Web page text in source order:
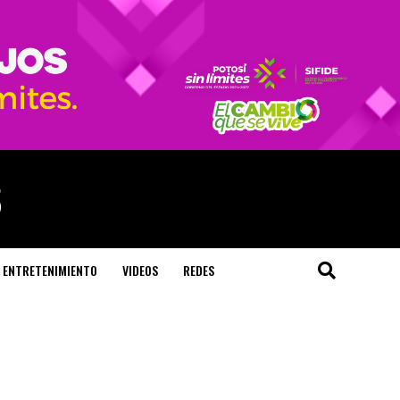
ENTRETENIMIENTO VIDEOS REDES